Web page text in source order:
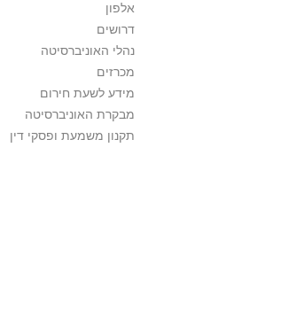
אלפון
דרושים
נהלי האוניברסיטה
מכרזים
מידע לשעת חירום
מבקרת האוניברסיטה
תקנון משמעת ופסקי דין